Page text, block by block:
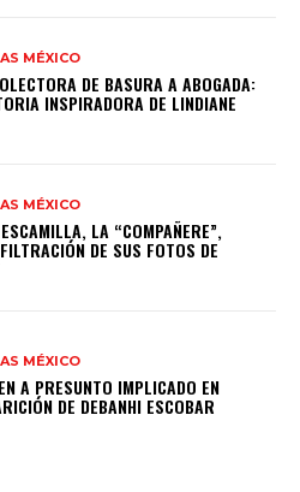
MÉXICO
DE BASURA A ABOGADA:
INSPIRADORA DE LINDIANE
MÉXICO
LA “COMPAÑERE”,
DE SUS FOTOS DE
MÉXICO
A PRESUNTO IMPLICADO EN
DE DEBANHI ESCOBAR